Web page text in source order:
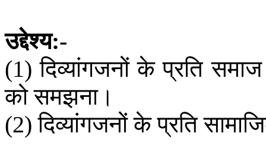
उद्देश्य:-
(1) दिव्यांगजनों के प्रति समाज
को समझना।
(2) दिव्यांगजनों के प्रति